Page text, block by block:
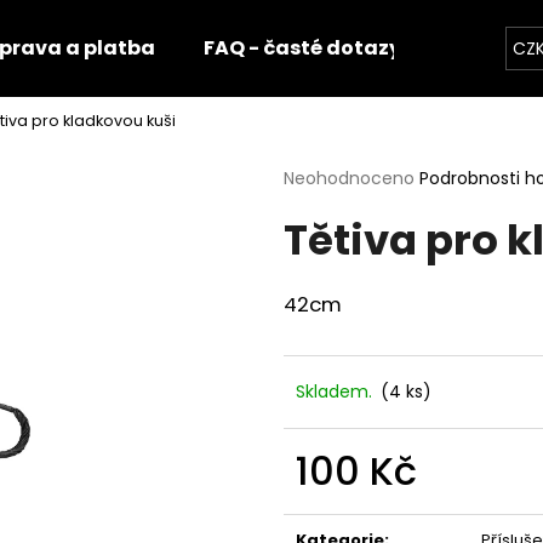
a platba FAQ - časté dotazy
pro kladkovou kuši
Průměrné
produktu
5
Neohodnoceno Podrobnosti
Tětiva pro
42cm
Skladem. (4 ks)
100 Kč
cena:
Co potřebujete najít?
HLEDAT